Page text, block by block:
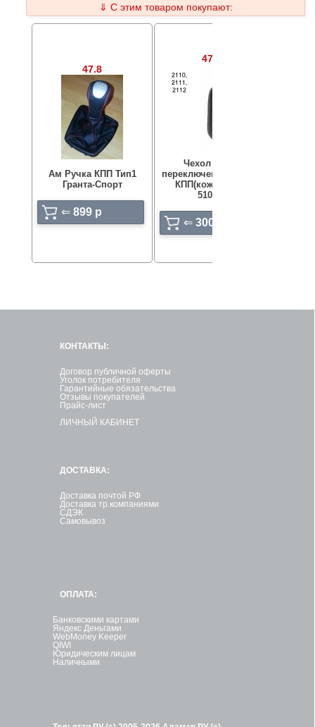
⇓ С этим товаром покупают:
47.8
Ам Ручка КПП Тип1
Гранта-Спорт
⇐ 899 p
47.64
Чехол рычага
переключения передач
КПП(кожзам)2110-
5109070
⇐ 300 p
КОНТАКТЫ:
Договор публичной оферты
Уголок потребителя
Гарантийные обязательства
Отзывы покупателей
Прайс-лист
ЛИЧНЫЙ КАБИНЕТ
ДОСТАВКА:
Доставка почтой РФ
Доставка тр.компаниями
СДЭК
Самовывоз
ОПЛАТА:
Банковскими картами
Яндекс Деньгами
WebMoney Keeper
QIWI
Юридическим лицам
Наличными